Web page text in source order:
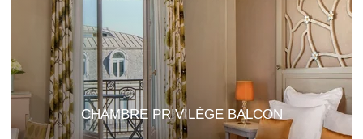
CHAMBRE PRIVILÈGE BALCON